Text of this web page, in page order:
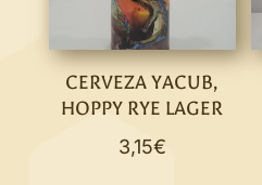
CERVEZA YACUB,
HOPPY RYE LAGER
3,15€